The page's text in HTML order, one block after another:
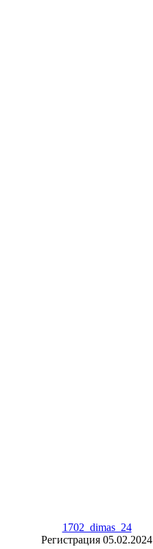
1702_dimas_24
Регистрация 05.02.2024